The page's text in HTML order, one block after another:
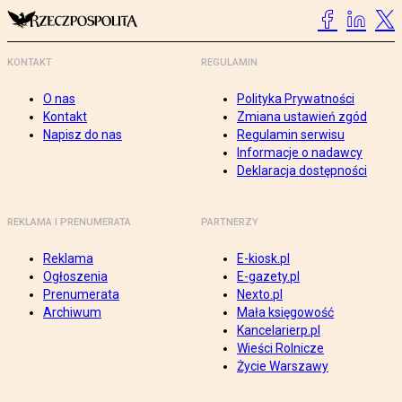
KONTAKT
O nas
Kontakt
Napisz do nas
REGULAMIN
Polityka Prywatności
Zmiana ustawień zgód
Regulamin serwisu
Informacje o nadawcy
Deklaracja dostępności
REKLAMA I PRENUMERATA
Reklama
Ogłoszenia
Prenumerata
Archiwum
PARTNERZY
E-kiosk.pl
E-gazety.pl
Nexto.pl
Mała księgowość
Kancelarierp.pl
Wieści Rolnicze
Życie Warszawy